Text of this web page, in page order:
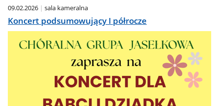
09.02.2026 sala kameralna
Koncert podsumowujący I półrocze